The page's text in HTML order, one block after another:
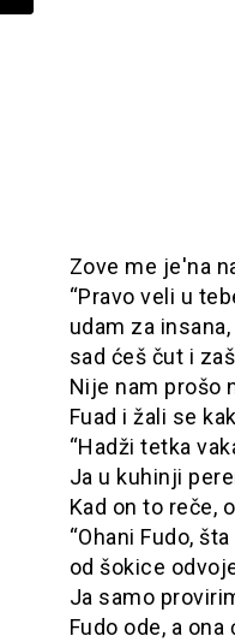
Zove me je'na
“Pravo veli u
udam za
sad ćeš čut i
Nije nam prošo
Fuad i žali se
“Hadži tetka
Ja u kuhinji
Kad on to reče,
“Ohani Fudo,
od šokice
Ja samo
Fudo ode, a